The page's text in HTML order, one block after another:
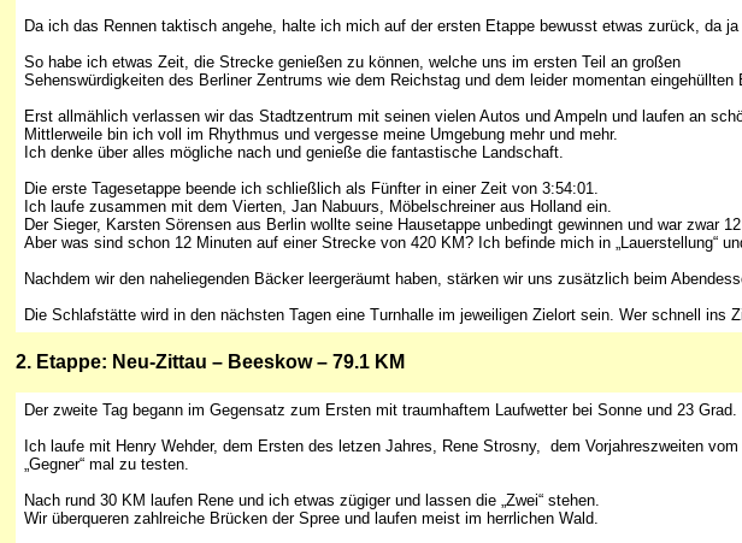
Da ich das Rennen taktisch angehe, halte ich mich auf der ersten Etappe bewusst etwas zurück, da
So habe ich etwas Zeit, die Strecke genießen zu können, welche uns im ersten Teil an großen
Sehenswürdigkeiten des Berliner Zentrums wie dem Reichstag und dem leider momentan eingehüllten
Erst allmählich verlassen wir das Stadtzentrum mit seinen vielen Autos und Ampeln und laufen an
Mittlerweile bin ich voll im Rhythmus und vergesse meine Umgebung mehr und mehr.
Ich denke über alles mögliche nach und genieße die fantastische Landschaft.
Die erste Tagesetappe beende ich schließlich als Fünfter in einer Zeit von 3:54:01.
Ich laufe zusammen mit dem Vierten, Jan Nabuurs, Möbelschreiner aus Holland ein.
Der Sieger, Karsten Sörensen aus Berlin wollte seine Hausetappe unbedingt gewinnen und war zwar
Aber was sind schon 12 Minuten auf einer Strecke von 420 KM? Ich befinde mich in „Lauerstellung“
Nachdem wir den naheliegenden Bäcker leergeräumt haben, stärken wir uns zusätzlich beim
Die Schlafstätte wird in den nächsten Tagen eine Turnhalle im jeweiligen Zielort sein. Wer schnell
2. Etappe: Neu-Zittau – Beeskow – 79.1 KM
Der zweite Tag begann im Gegensatz zum Ersten mit traumhaftem Laufwetter bei Sonne und 23 Grad.
Ich laufe mit Henry Wehder, dem Ersten des letzen Jahres, Rene Strosny, dem Vorjahreszweiten
„Gegner“ mal zu testen.
Nach rund 30 KM laufen Rene und ich etwas zügiger und lassen die „Zwei“ stehen.
Wir überqueren zahlreiche Brücken der Spree und laufen meist im herrlichen Wald.